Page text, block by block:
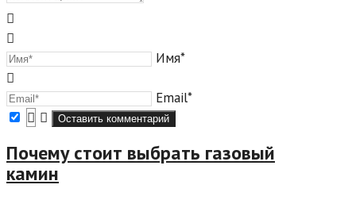
Имя*
Email*
Почему стоит выбрать газовый
камин